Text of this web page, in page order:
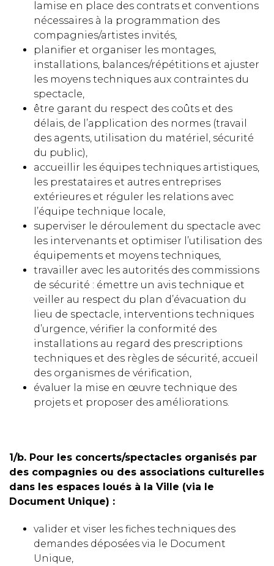
lamise en place des contrats et conventions
nécessaires à la programmation des
compagnies/artistes invités,
planifier et organiser les montages,
installations, balances/répétitions et ajuster
les moyens techniques aux contraintes du
spectacle,
être garant du respect des coûts et des
délais, de l’application des normes (travail
des agents, utilisation du matériel, sécurité
du public),
accueillir les équipes techniques artistiques,
les prestataires et autres entreprises
extérieures et réguler les relations avec
l’équipe technique locale,
superviser le déroulement du spectacle avec
les intervenants et optimiser l’utilisation des
équipements et moyens techniques,
travailler avec les autorités des commissions
de sécurité : émettre un avis technique et
veiller au respect du plan d’évacuation du
lieu de spectacle, interventions techniques
d’urgence, vérifier la conformité des
installations au regard des prescriptions
techniques et des règles de sécurité, accueil
des organismes de vérification,
évaluer la mise en œuvre technique des
projets et proposer des améliorations.
1/b. Pour les concerts/spectacles organisés par
des compagnies ou des associations culturelles
dans les espaces loués à la Ville (via le
Document Unique) :
valider et viser les fiches techniques des
demandes déposées via le Document
Unique,